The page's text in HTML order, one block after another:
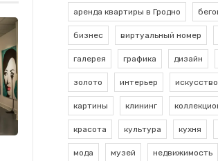
аренда квартиры в Гродно
бизнес виртуальный номер
галерея графика дизайн
золото интерьер искусство
картины клининг
красота культура кухня
мода музей недвижимость